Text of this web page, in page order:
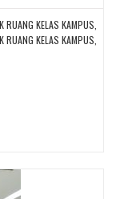
KELAS KAMPUS,
KELAS KAMPUS,
KELAS KAMPUS,
KELAS KAMPUS,
KELAS KAMPUS